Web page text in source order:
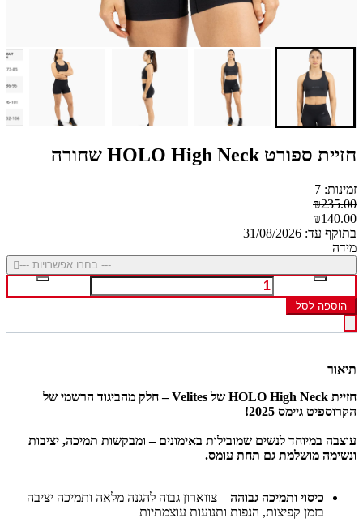
חזיית ספורט HOLO High Neck שחורה
זמינות: 7
₪235.00
₪140.00
בתוקף עד: 31/08/2026
מידה
--- בחרו אפשרויות ---
הוספה לסל
תיאור
חזיית HOLO High Neck של Velites – חלק מהביגוד הרשמי של
הקרוספיט גיימס 2025!
עוצבה במיוחד לנשים שמובילות באימונים – ומבקשות תמיכה, יציבות
ונשימה מושלמת גם תחת עומס.
כיסוי ותמיכה גבוהה – צווארון גבוה להגנה מלאה ותמיכה יציבה
בזמן קפיצות, הנפות ותנועות עוצמתיות